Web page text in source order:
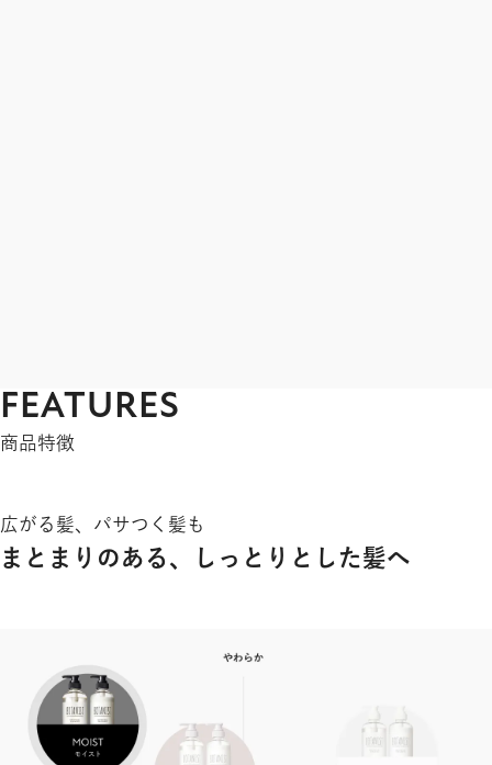
FEATURES
商品特徴
広がる髪、パサつく髪も
まとまりのある、しっとりとした髪へ